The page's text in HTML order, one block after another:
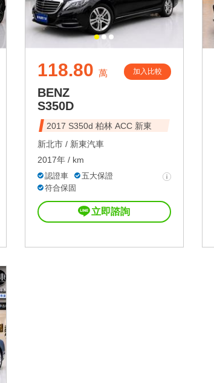
118.80 萬 加入比較
BENZ
S350D
2017 S350d 柏林 ACC 新東
新北市 / 新東汽車
2017年 / km
認證車
五大保證
符合保固
立即諮詢